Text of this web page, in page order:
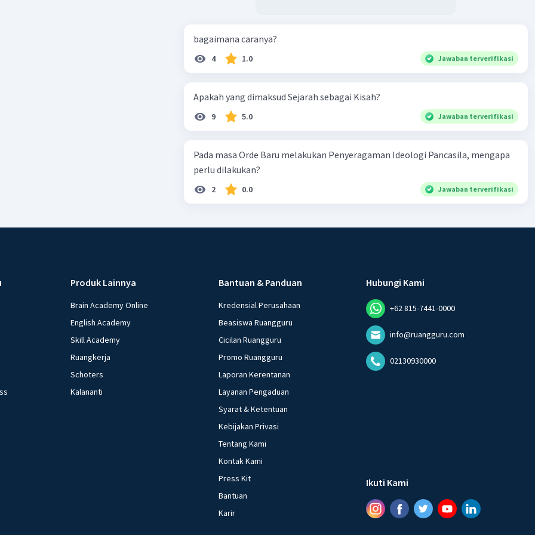
bagaimana caranya?
4 1.0 Jawaban terverifikasi
Apakah yang dimaksud Sejarah sebagai Kisah?
9 5.0 Jawaban terverifikasi
Pada masa Orde Baru melakukan Penyeragaman Ideologi Pancasila, mengapa
perlu dilakukan?
2 0.0 Jawaban terverifikasi
Produk Lainnya
Brain Academy Online
English Academy
Skill Academy
Ruangkerja
Schoters
Kalananti
Bantuan & Panduan
Kredensial Perusahaan
Beasiswa Ruangguru
Cicilan Ruangguru
Promo Ruangguru
Laporan Kerentanan
Layanan Pengaduan
Syarat & Ketentuan
Kebijakan Privasi
Tentang Kami
Kontak Kami
Press Kit
Bantuan
Karir
Hubungi Kami
+62 815-7441-0000
info@ruangguru.com
02130930000
Ikuti Kami